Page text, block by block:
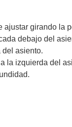
girando la
debajo del
del asiento.
la izquierda del